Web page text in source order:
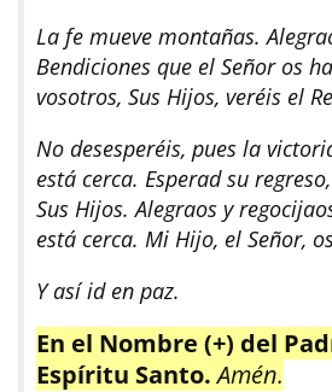
La fe mueve montañas.
Bendiciones que el Señor os
vosotros, Sus Hijos, veréis el
No desesperéis, pues la
está cerca. Esperad su
Sus Hijos. Alegraos y
está cerca. Mi Hijo, el Señor,
Y así id en paz.
En el Nombre (+) del
Espíritu Santo.Amén.